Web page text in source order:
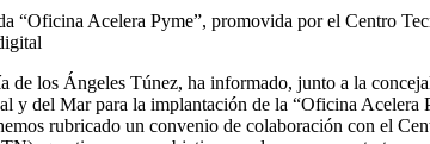
“Oficina Acelera Pyme”, promovida por el Centro
de los Ángeles Túnez, ha informado, junto a la
y del Mar para la implantación de la “Oficina Acelera
rubricado un convenio de colaboración con el